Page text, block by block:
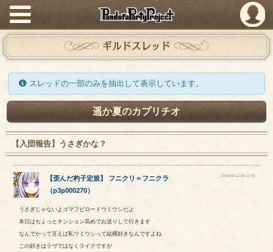
PandoraPartyProject
ギルドスレッド
スレッドの一部のみを抽出して表示しています。
遥か夏のカプリチオ
【入団報告】うさぎかな？
【歪んだ杓子定規】 フニクリ ＝ フニクラ
（p3p000270）
[2018-06-12 00:17:42]
うさぎじゃないよゴマフビロードウミウシだよ
本日はちょっとテンション高めでお送りして行きます
なんでかって言えば私ウミウシって結構好きなんですよね
この好きはラヴではなくライクですが